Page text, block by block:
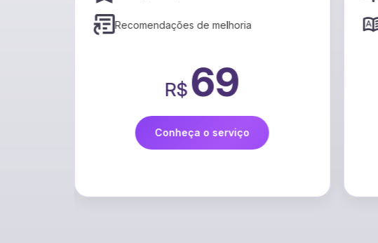
Recomendações de melhoria
R$69
Conheça o serviço